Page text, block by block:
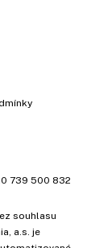
739 500 832
souhlasu
a.s. je